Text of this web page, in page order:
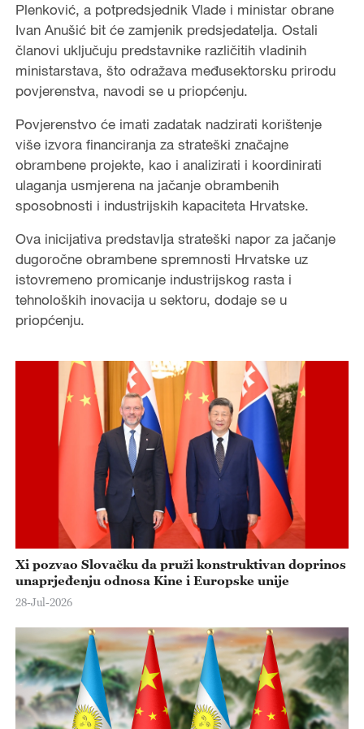
Plenković, a potpredsjednik Vlade i ministar obrane
Ivan Anušić bit će zamjenik predsjedatelja. Ostali
članovi uključuju predstavnike različitih vladinih
ministarstava, što odražava međusektorsku prirodu
povjerenstva, navodi se u priopćenju.
Povjerenstvo će imati zadatak nadzirati korištenje
više izvora financiranja za strateški značajne
obrambene projekte, kao i analizirati i koordinirati
ulaganja usmjerena na jačanje obrambenih
sposobnosti i industrijskih kapaciteta Hrvatske.
Ova inicijativa predstavlja strateški napor za jačanje
dugoročne obrambene spremnosti Hrvatske uz
istovremeno promicanje industrijskog rasta i
tehnoloških inovacija u sektoru, dodaje se u
priopćenju.
Xi pozvao Slovačku da pruži konstruktivan doprinos
unaprjeđenju odnosa Kine i Europske unije
28-Jul-2026